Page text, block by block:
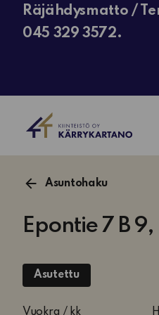
Räjähdysmatto /
045 329 3572.
Asuntohaku
Epontie 7 B
Asutettu
Vuokra / kk 1